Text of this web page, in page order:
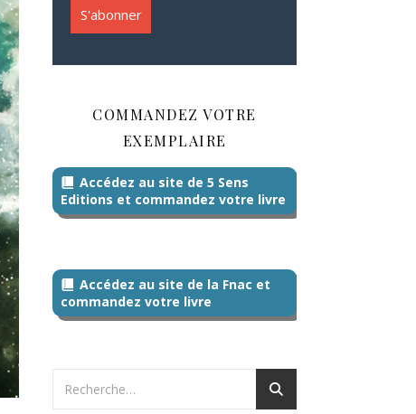
COMMANDEZ VOTRE
EXEMPLAIRE
Accédez au site de 5 Sens
Editions et commandez votre livre
Accédez au site de la Fnac et
commandez votre livre